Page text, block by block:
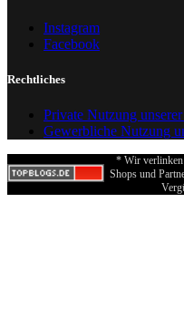
Instagram
Facebook
Rechtliches
Private Nutzung
Gewerbliche Nutzung
* Wir verlinken
Shops und